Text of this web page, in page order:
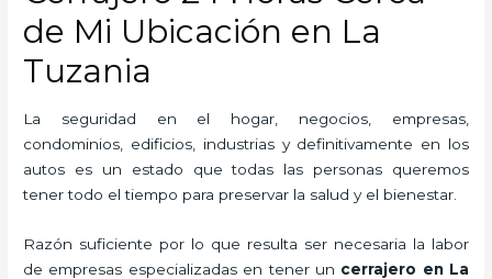
de Mi Ubicación en La
Tuzania
La seguridad en el hogar, negocios, empresas,
condominios, edificios, industrias y definitivamente en los
autos es un estado que todas las personas queremos
tener todo el tiempo para preservar la salud y el bienestar.
Razón suficiente por lo que resulta ser necesaria la labor
de empresas especializadas en tener un cerrajero en La